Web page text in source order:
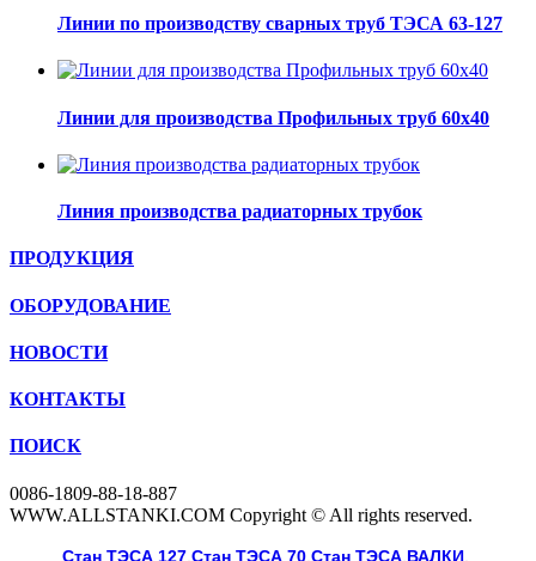
Линии по производству сварных труб ТЭСА 63-127
Линии для производства Профильных труб 60х40
Линия производства радиаторных трубок
ПРОДУКЦИЯ
ОБОРУДОВАНИЕ
НОВОСТИ
КОНТАКТЫ
ПОИСК
0086-1809-88-18-887
WWW.ALLSTANKI.COM Copyright © All rights reserved.
Cтан ТЭСА 127 Cтан ТЭСА 70 Cтан ТЭСА ВАЛКИ